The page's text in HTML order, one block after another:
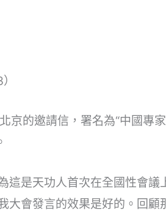
京的邀請信，署名為“中國專
這是天功人首次在全國性會
大會發言的效果是好的。回